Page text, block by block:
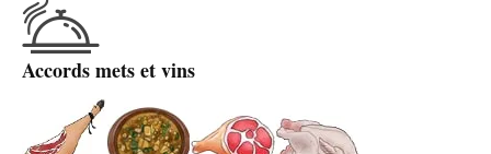
Accords mets et vins